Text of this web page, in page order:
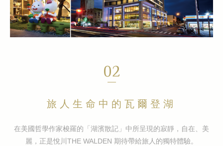
02
旅人生命中的瓦爾登湖
在美國哲學作家梭羅的「湖濱散記」中所呈現的寂靜，自在、美
麗，正是悅川THE WALDEN 期待帶給旅人的獨特體驗。